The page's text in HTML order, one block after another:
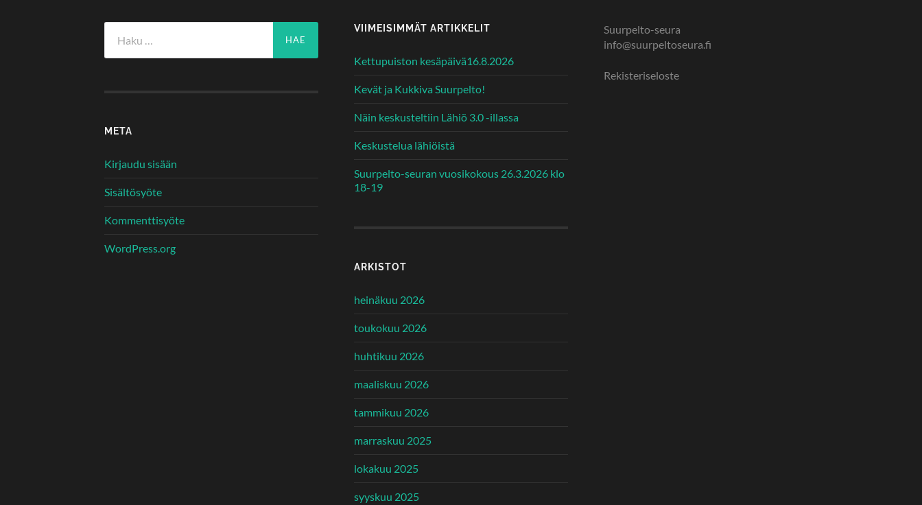
META
Kirjaudu sisään
Sisältösyöte
Kommenttisyöte
WordPress.org
VIIMEISIMMÄT ARTIKKELIT
Kettupuiston kesäpäivä16.8.2026
Kevät ja Kukkiva Suurpelto!
Näin keskusteltiin Lähiö 3.0 -illassa
Keskustelua lähiöistä
Suurpelto-seuran vuosikokous 26.3.2026 klo
18-19
ARKISTOT
heinäkuu 2026
toukokuu 2026
huhtikuu 2026
maaliskuu 2026
tammikuu 2026
marraskuu 2025
lokakuu 2025
syyskuu 2025
Suurpelto-seura
info@suurpeltoseura.fi
Rekisteriseloste